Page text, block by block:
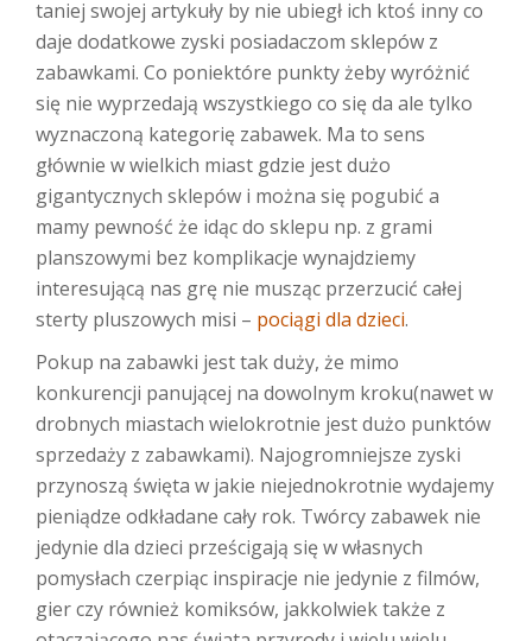
taniej swojej artykuły by nie ubiegł ich ktoś inny co
daje dodatkowe zyski posiadaczom sklepów z
zabawkami. Co poniektóre punkty żeby wyróżnić
się nie wyprzedają wszystkiego co się da ale tylko
wyznaczoną kategorię zabawek. Ma to sens
głównie w wielkich miast gdzie jest dużo
gigantycznych sklepów i można się pogubić a
mamy pewność że idąc do sklepu np. z grami
planszowymi bez komplikacje wynajdziemy
interesującą nas grę nie musząc przerzucić całej
sterty pluszowych misi – pociągi dla dzieci.
Pokup na zabawki jest tak duży, że mimo
konkurencji panującej na dowolnym kroku(nawet w
drobnych miastach wielokrotnie jest dużo punktów
sprzedaży z zabawkami). Najogromniejsze zyski
przynoszą święta w jakie niejednokrotnie wydajemy
pieniądze odkładane cały rok. Twórcy zabawek nie
jedynie dla dzieci prześcigają się w własnych
pomysłach czerpiąc inspiracje nie jedynie z filmów,
gier czy również komiksów, jakkolwiek także z